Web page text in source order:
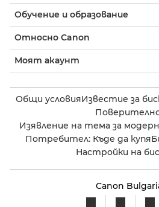
Обучение и образование
Относно Canon
Моят акаунт
Общи условияИзвестие за
Изявление на тема за
Потребител: Къде да купя
Настройки на
Canon